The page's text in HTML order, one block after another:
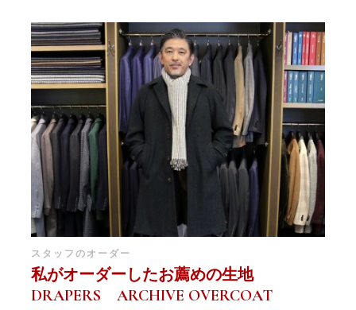
スタッフのオーダー
私がオーダーしたお薦めの生地
DRAPERS ARCHIVE OVERCOAT